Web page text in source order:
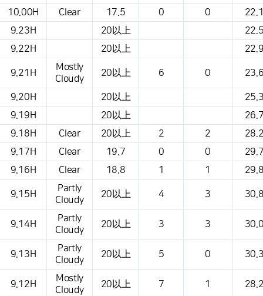
10.00H
Clear 17.5 0 0
9.23H
20以上
9.22H
20以上
9.21H
Mostly
Cloudy
20以上 6 0
9.20H 20以上
9.19H
20以上
9.18H
Clear 20以上 2 2
9.17H
Clear 19.7 0 0
9.16H
Clear 18.8 1 1
9.15H
Partly
Cloudy
20以上 4 3
9.14H
Partly
Cloudy
20以上 3 3
9.13H
Partly
Cloudy
20以上 5 0
9.12H
Mostly
Cloudy
20以上 7 1